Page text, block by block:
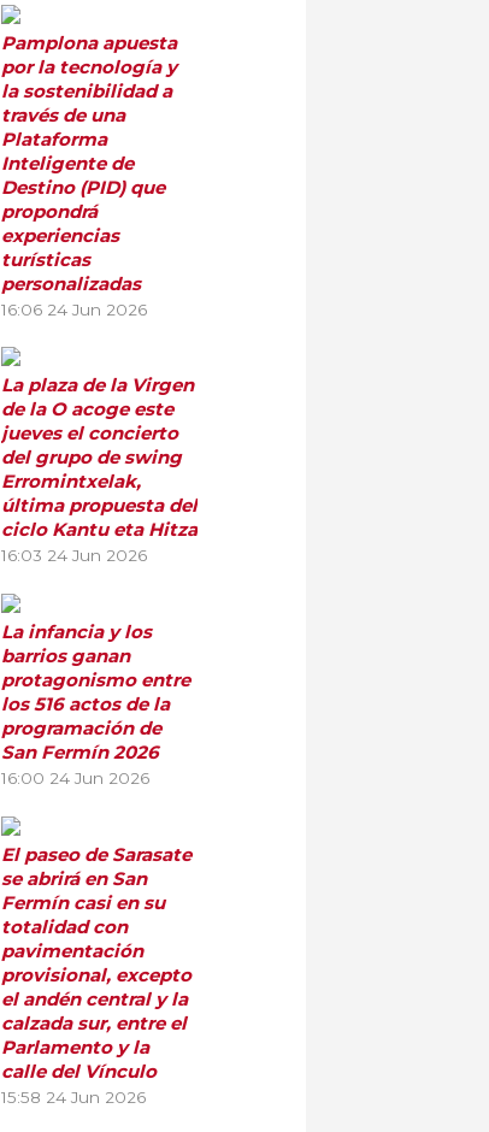
Pamplona apuesta
por la tecnología y
la sostenibilidad a
través de una
Plataforma
Inteligente de
Destino (PID) que
propondrá
experiencias
turísticas
personalizadas
16:06 24 Jun 2026
La plaza de la Virgen
de la O acoge este
jueves el concierto
del grupo de swing
Erromintxelak,
última propuesta del
ciclo Kantu eta Hitza
16:03 24 Jun 2026
La infancia y los
barrios ganan
protagonismo entre
los 516 actos de la
programación de
San Fermín 2026
16:00 24 Jun 2026
El paseo de Sarasate
se abrirá en San
Fermín casi en su
totalidad con
pavimentación
provisional, excepto
el andén central y la
calzada sur, entre el
Parlamento y la
calle del Vínculo
15:58 24 Jun 2026